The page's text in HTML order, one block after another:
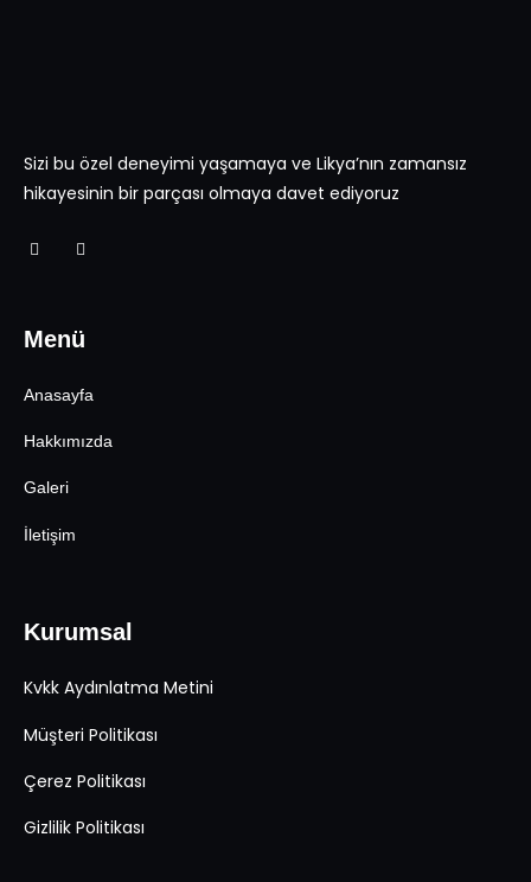
Sizi bu özel deneyimi yaşamaya ve Likya’nın zamansız
hikayesinin bir parçası olmaya davet ediyoruz
Menü
Anasayfa
Hakkımızda
Galeri
İletişim
Kurumsal
Kvkk Aydınlatma Metini
Müşteri Politikası
Çerez Politikası
Gizlilik Politikası